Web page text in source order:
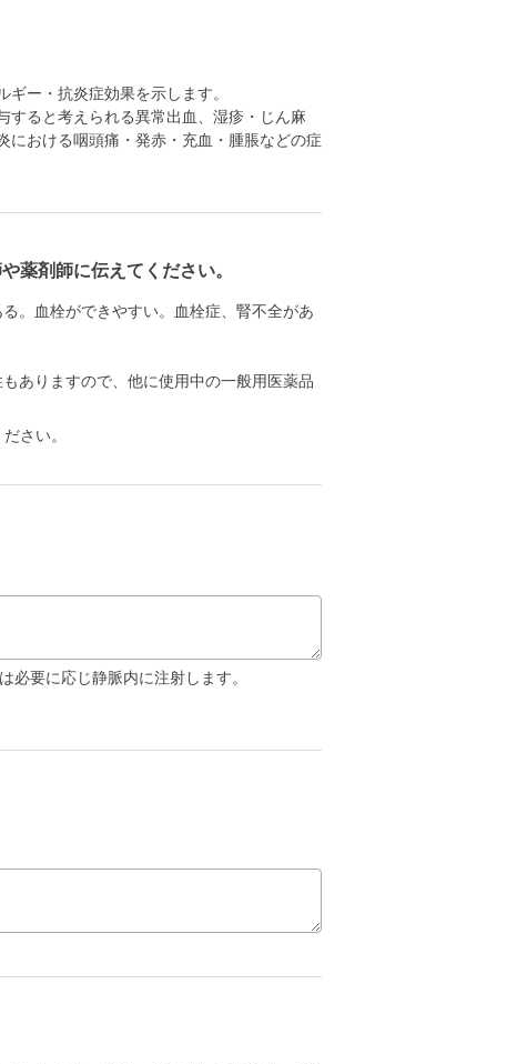
ー・抗炎症効果を示します。
すると考えられる異常出血、湿疹・じん麻
における咽頭痛・発赤・充血・腫脹などの症
薬剤師に伝えてください。
。血栓ができやすい。血栓症、腎不全があ
ありますので、他に使用中の一般用医薬品
さい。
要に応じ静脈内に注射します。